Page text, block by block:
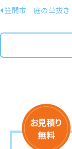
笠間市 庭の草抜き